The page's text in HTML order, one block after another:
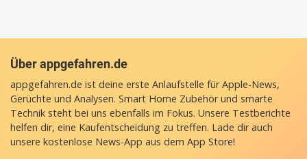
Über appgefahren.de
appgefahren.de ist deine erste Anlaufstelle für Apple-News,
Gerüchte und Analysen. Smart Home Zubehör und smarte
Technik steht bei uns ebenfalls im Fokus. Unsere Testberichte
helfen dir, eine Kaufentscheidung zu treffen. Lade dir auch
unsere kostenlose News-App aus dem App Store!